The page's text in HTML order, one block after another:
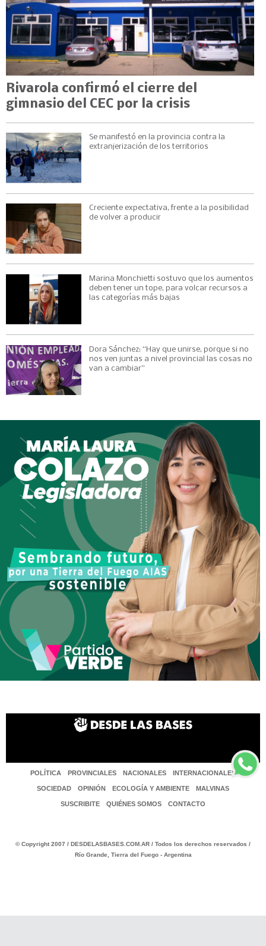
Rivarola confirmó el cierre del
gimnasio del CEC por la crisis
Se manifestó en la provincia contra la
extranjerización de los territorios
Creciente expectativa, frente a la posibilidad
de volver a producir
Marina Monchietti sostuvo que los aumentos
deben tener un tope, para volcar recursos a
las categorías más bajas
Dora Sánchez: “Hay que unirse, porque si no
nos ven juntas a nivel provincial las cosas no
van a cambiar”
POLÍTICA PROVINCIALES NACIONALES INTERNACIONALES
SOCIEDAD OPINIÓN ECOLOGÍA Y AMBIENTE MALVINAS
SUSCRIBITE QUIÉNES SOMOS CONTACTO
© Copyright 2007 / DESDELASBASES.COM.AR / Todos los derechos reservados /
Río Grande, Tierra del Fuego - Argentina